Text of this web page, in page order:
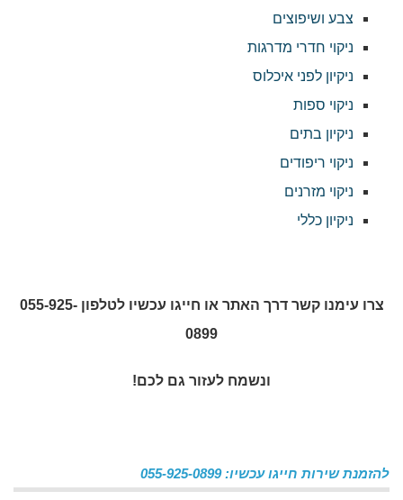
צבע ושיפוצים
ניקוי חדרי מדרגות
ניקיון לפני איכלוס
ניקוי ספות
ניקיון בתים
ניקוי ריפודים
ניקוי מזרנים
ניקיון כללי
צרו עימנו קשר דרך האתר או חייגו עכשיו לטלפון 055-925-
0899
ונשמח לעזור גם לכם!
להזמנת שירות חייגו עכשיו: 055-925-0899